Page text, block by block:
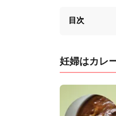
目次
妊婦はカレ